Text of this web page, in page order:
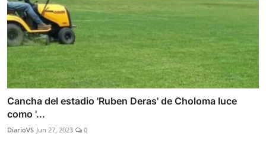
Cancha del estadio 'Ruben Deras' de Choloma luce
como '...
DiarioVS Jun 27, 2023 0